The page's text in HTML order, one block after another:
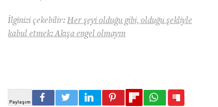
İlginizi çekebilir: Her şeyi olduğu gibi, olduğu şekliyle
kabul etmek: Akışa engel olmayın